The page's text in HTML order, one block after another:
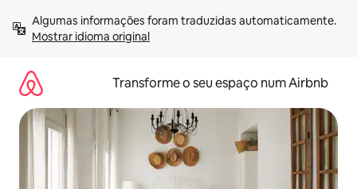
para
Mostrar idioma original
Transforme o seu espaço num Airbnb